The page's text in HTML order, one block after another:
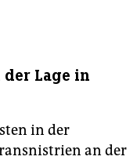
Lage in
in der
an der